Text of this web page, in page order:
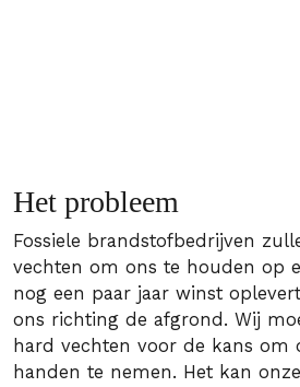
Het probleem
Fossiele brandstofbedrijven
vechten om ons te houden op
nog een paar jaar winst
ons richting de afgrond. Wij
hard vechten voor de kans om
handen te nemen. Het kan